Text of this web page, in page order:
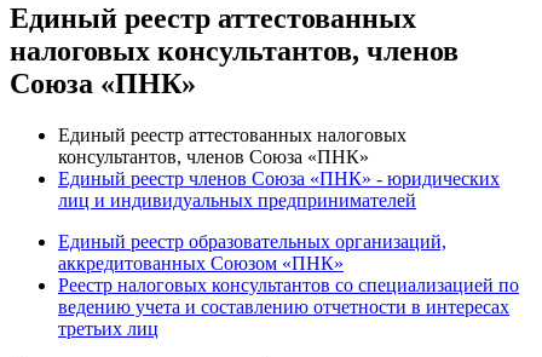
Единый реестр аттестованных
налоговых консультантов, членов
Союза «ПНК»
Единый реестр аттестованных налоговых
консультантов, членов Союза «ПНК»
Единый реестр членов Союза «ПНК» - юридических
лиц и индивидуальных предпринимателей
Единый реестр образовательных организаций,
аккредитованных Союзом «ПНК»
Реестр налоговых консультантов со специализацией по
ведению учета и составлению отчетности в интересах
третьих лиц